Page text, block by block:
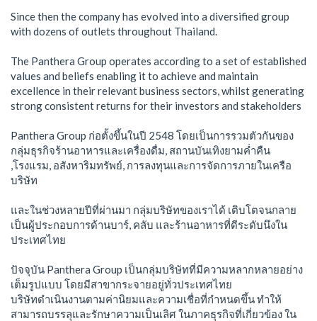
Since then the company has evolved into a diversified group
with dozens of outlets throughout Thailand.
The Panthera Group operates according to a set of established
values and beliefs enabling it to achieve and maintain
excellence in their relevant business sectors, whilst generating
strong consistent returns for their investors and stakeholders
Panthera Group ก่อตั้งขึ้นในปี 2548 โดยเป็นการรวมตัวกันของ
กลุ่มธุรกิจร้านอาหารและเครื่องดื่ม, สถานบันเทิงยามค่ำคืน
,โรงแรม, อสังหาริมทรัพย์, การลงทุนและการจัดการภายในเครือ
บริษัท
และในช่วงหลายปีที่ผ่านมา กลุ่มบริษัทของเราได้ เติบโตจนกลาย
เป็นผู้ประกอบการด้านบาร์, คลับ และร้านอาหารที่ดีระดับนึงใน
ประเทศไทย
ปัจจุบัน Panthera Group เป็นกลุ่มบริษัทที่มีความหลากหลายอย่าง
เต็มรูปแบบ โดยมีสาขากระจายอยู่ทั่วประเทศไทย
บริษัทดำเนินงานตามค่านิยมและความเชื่อที่กำหนดขึ้น ทำให้
สามารถบรรลุและรักษาความเป็นเลิศ ในภาคธุรกิจที่เกี่ยวข้อง ใน